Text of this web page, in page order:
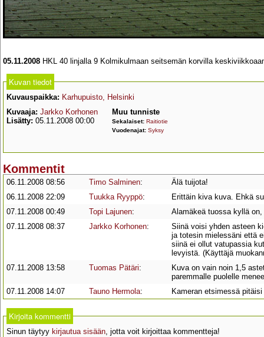
05.11.2008 HKL 40 linjalla 9 Kolmikulmaan seitsemän korvilla
Kuvan tiedot
Kuvauspaikka: Karhupuisto, Helsinki
Kuvaaja: Jarkko Korhonen
Lisätty: 05.11.2008 00:00
Muu tunniste
Sekalaiset: Raitiotie
Vuodenajat: Syksy
Kommentit
06.11.2008 08:56 Timo Salminen:
Älä tuijota!
06.11.2008 22:09
Tuukka Ryyppö:
Erittäin kiva kuva. Ehkä
07.11.2008 00:49
Topi Lajunen:
Alamäkeä tuossa kyllä
07.11.2008 08:37
Jarkko Korhonen:
Siinä voisi yhden asteen
ja totesin mielessäni että
siinä ei ollut vatupassia
levyistä. (Käyttäjä
07.11.2008 13:58
Tuomas Pätäri:
Kuva on vain noin 1,5
paremmalle puolelle
07.11.2008 14:07
Tauno Hermola: Kameran etsimessä
Kirjoita kommentti
Sinun täytyy kirjautua sisään, jotta voit kirjoittaa kommentteja!